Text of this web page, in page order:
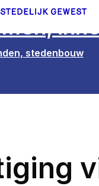
stedenbouw